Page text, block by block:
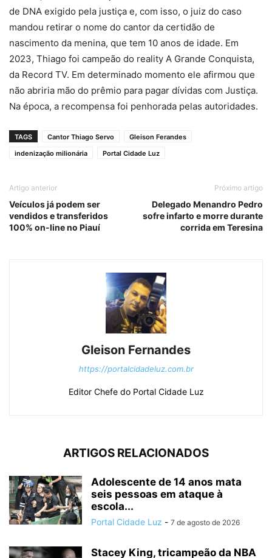
de DNA exigido pela justiça e, com isso, o juiz do caso
mandou retirar o nome do cantor da certidão de
nascimento da menina, que tem 10 anos de idade. Em
2023, Thiago foi campeão do reality A Grande Conquista,
da Record TV. Em determinado momento ele afirmou que
não abriria mão do prêmio para pagar dívidas com Justiça.
Na época, a recompensa foi penhorada pelas autoridades.
TAGS Cantor Thiago Servo
Gleison Ferandes
indenização milionária
Portal Cidade Luz
Artigo anterior
Veículos já podem ser
vendidos e transferidos
100% on-line no Piauí
Próximo artigo
Delegado Menandro Pedro
sofre infarto e morre durante
corrida em Teresina
Gleison Fernandes
https://portalcidadeluz.com.br
Editor Chefe do Portal Cidade Luz
ARTIGOS RELACIONADOS
Adolescente de 14 anos mata
seis pessoas em ataque à
escola...
Portal Cidade Luz - 7 de agosto de 2026
Stacey King, tricampeão da NBA